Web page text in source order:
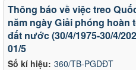
Số kí hiệu: 360/TB-PGDĐT
Thông báo về việc treo
năm ngày Giải phóng hoàn
đất nước (30/4/1975-30/4/
01/5